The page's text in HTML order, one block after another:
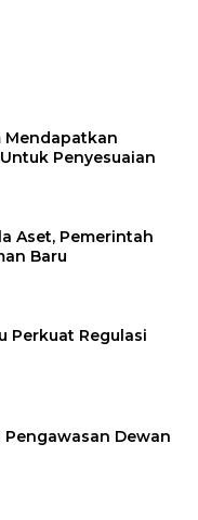
Mendapatkan
Penyesuaian
Aset, Pemerintah
Baru
Perkuat Regulasi
Dewan